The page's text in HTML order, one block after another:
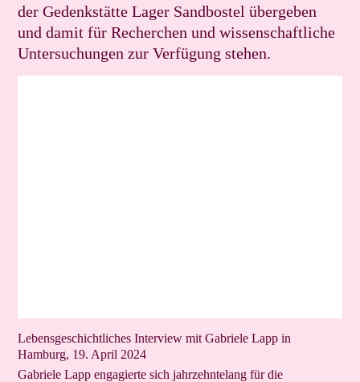
der Gedenkstätte Lager Sandbostel übergeben
und damit für Recherchen und wissenschaftliche
Untersuchungen zur Verfügung stehen.
Lebensgeschichtliches Interview mit Gabriele Lapp in
Hamburg, 19. April 2024
Gabriele Lapp engagierte sich jahrzehntelang für die